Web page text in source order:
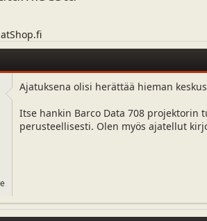
Ajatuksena olisi herättää hieman
Itse hankin Barco Data 708 projektorin
perusteellisesti. Olen myös ajatellut